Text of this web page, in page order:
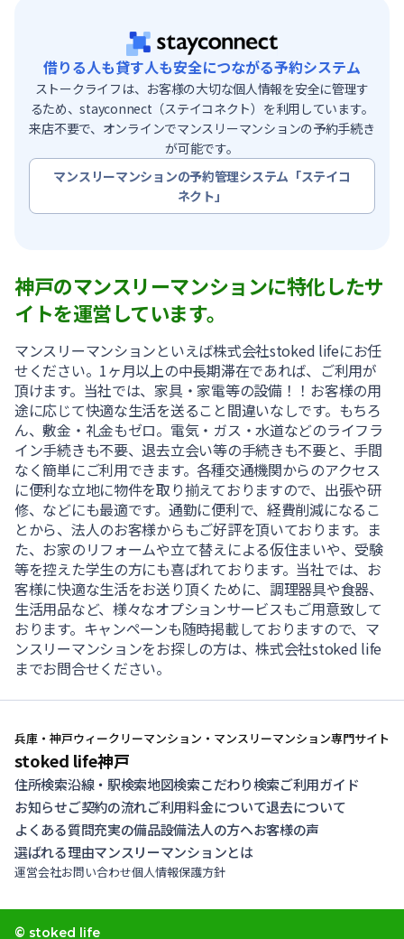
借りる人も貸す人も安全につながる予約システム
ストークライフは、お客様の大切な個人情報を安全に管理す
るため、stayconnect（ステイコネクト）を利用しています。
来店不要で、オンラインでマンスリーマンションの予約手続き
が可能です。
マンスリーマンションの予約管理システム「ステイコ
ネクト」
神戸のマンスリーマンションに特化したサ
イトを運営しています。
マンスリーマンションといえば株式会社stoked lifeにお任
せください。1ヶ月以上の中長期滞在であれば、ご利用が
頂けます。当社では、家具・家電等の設備！！お客様の用
途に応じて快適な生活を送ること間違いなしです。もちろ
ん、敷金・礼金もゼロ。電気・ガス・水道などのライフラ
イン手続きも不要、退去立会い等の手続きも不要と、手間
なく簡単にご利用できます。各種交通機関からのアクセス
に便利な立地に物件を取り揃えておりますので、出張や研
修、などにも最適です。通勤に便利で、経費削減になるこ
とから、法人のお客様からもご好評を頂いております。ま
た、お家のリフォームや立て替えによる仮住まいや、受験
等を控えた学生の方にも喜ばれております。当社では、お
客様に快適な生活をお送り頂くために、調理器具や食器、
生活用品など、様々なオプションサービスもご用意致して
おります。キャンペーンも随時掲載しておりますので、マ
ンスリーマンションをお探しの方は、株式会社stoked life
までお問合せください。
兵庫・神戸ウィークリーマンション・マンスリーマンション専門サイト
stoked life神戸
住所検索沿線・駅検索地図検索こだわり検索ご利用ガイド
お知らせご契約の流れご利用料金について退去について
よくある質問充実の備品設備法人の方へお客様の声
選ばれる理由マンスリーマンションとは
運営会社お問い合わせ個人情報保護方針
© stoked life